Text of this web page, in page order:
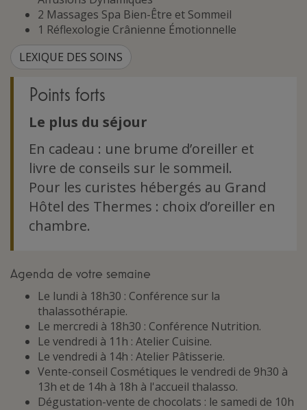
2 Massages Spa Bien-Être et Sommeil
1 Réflexologie Crânienne Émotionnelle
LEXIQUE DES SOINS
Points forts
Le plus du séjour
En cadeau : une brume d’oreiller et
livre de conseils sur le sommeil.
Pour les curistes hébergés au Grand
Hôtel des Thermes : choix d’oreiller en
chambre.
Agenda de votre semaine
Le lundi à 18h30 : Conférence sur la
thalassothérapie.
Le mercredi à 18h30 : Conférence Nutrition.
Le vendredi à 11h : Atelier Cuisine.
Le vendredi à 14h : Atelier Pâtisserie.
Vente-conseil Cosmétiques le vendredi de 9h30 à
13h et de 14h à 18h à l'accueil thalasso.
Dégustation-vente de chocolats : le samedi de 10h